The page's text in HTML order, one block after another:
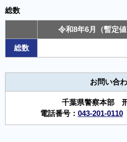
総数
令和8年6月（暫定値
総数
お問い合
千葉県警察本部
電話番号： 043-201-0110